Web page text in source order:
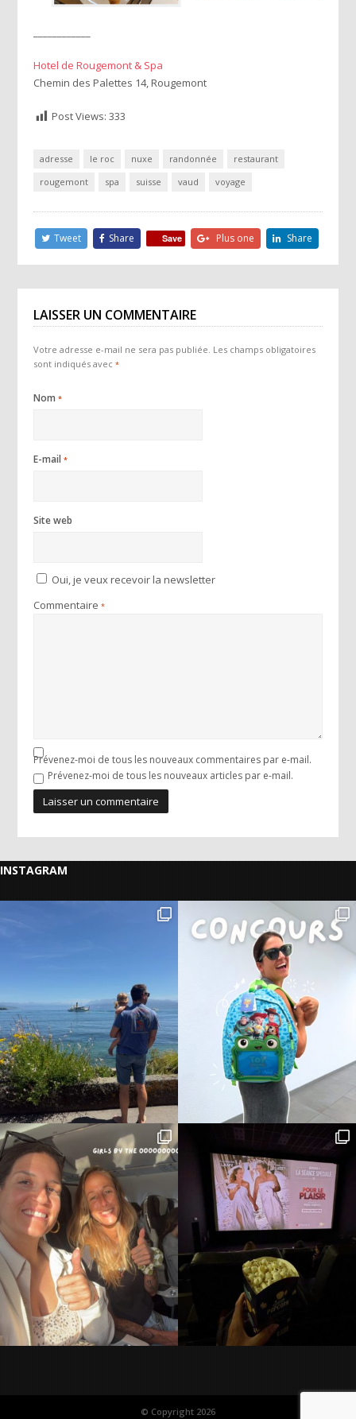
Hotel de Rougemont & Spa
Chemin des Palettes 14, Rougemont
Post Views: 333
adresse le roc nuxe randonnée
restaurant
rougemont
spa suisse vaud voyage
Tweet Share Save Plus one Share
LAISSER UN COMMENTAIRE
Votre adresse e-mail ne sera pas publiée. Les champs obligatoires
sont indiqués avec*
Nom*
E-mail*
Site web
Oui, je veux recevoir la newsletter
Commentaire*
Prévenez-moi de tous les nouveaux commentaires par e-mail.
Prévenez-moi de tous les nouveaux articles par e-mail.
INSTAGRAM
© Copyright 2026